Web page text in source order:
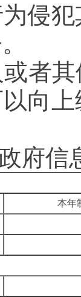
侵
其
向
府信
本年